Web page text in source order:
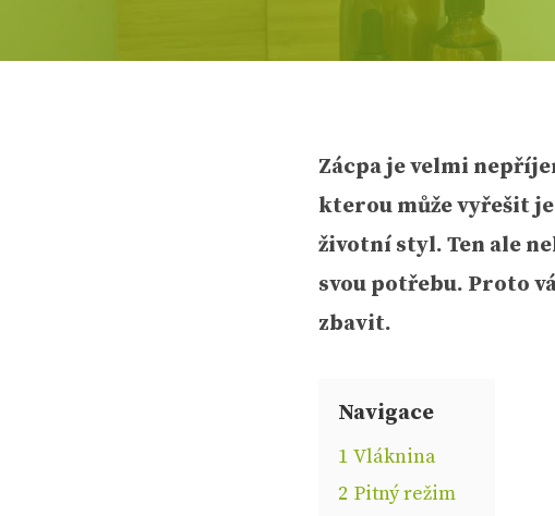
Zácpa je velmi
kterou může vyřešit
životní styl. Ten ale
svou potřebu. Proto
zbavit.
Navigace
1 Vláknina
2 Pitný režim